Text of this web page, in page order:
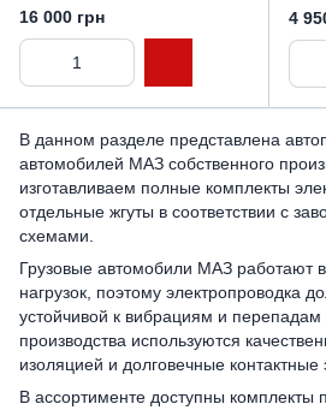
16 000 грн 4
В данном разделе представлена
автомобилей МАЗ собственного
изготавливаем полные комплекты
отдельные жгуты в соответствии с
схемами.
Грузовые автомобили МАЗ работают
нагрузок, поэтому электропроводка
устойчивой к вибрациям и
производства используются
изоляцией и долговечные
В ассортименте доступны комплекты